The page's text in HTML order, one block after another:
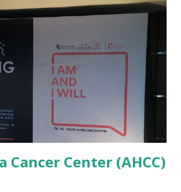
adalah PT. Ciputra Development TBK.
berhasil membangun beberapa kawasan
seperti CitraLand Surabaya,
CitraRaya Tangerang. Tak hanya di
Ciputra setidaknya telah berdiri di 33
dari Sumatera hingga
dan Citra Kota Mandiri Di Pulau
di Medan, Ciputra kembali menegaskan
su...
Cancer Center (AHCC)